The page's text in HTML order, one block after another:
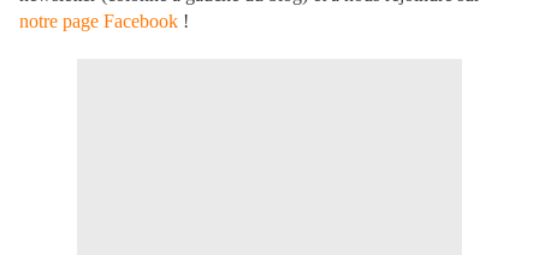
notre page Facebook !